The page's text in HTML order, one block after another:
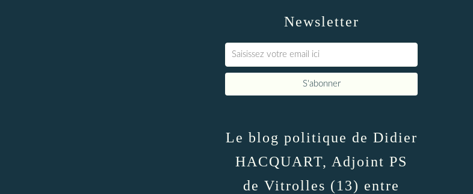
Newsletter
Le blog politique de Didier
HACQUART, Adjoint PS
de Vitrolles (13) entre